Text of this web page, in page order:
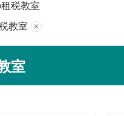
税教室
教室
室